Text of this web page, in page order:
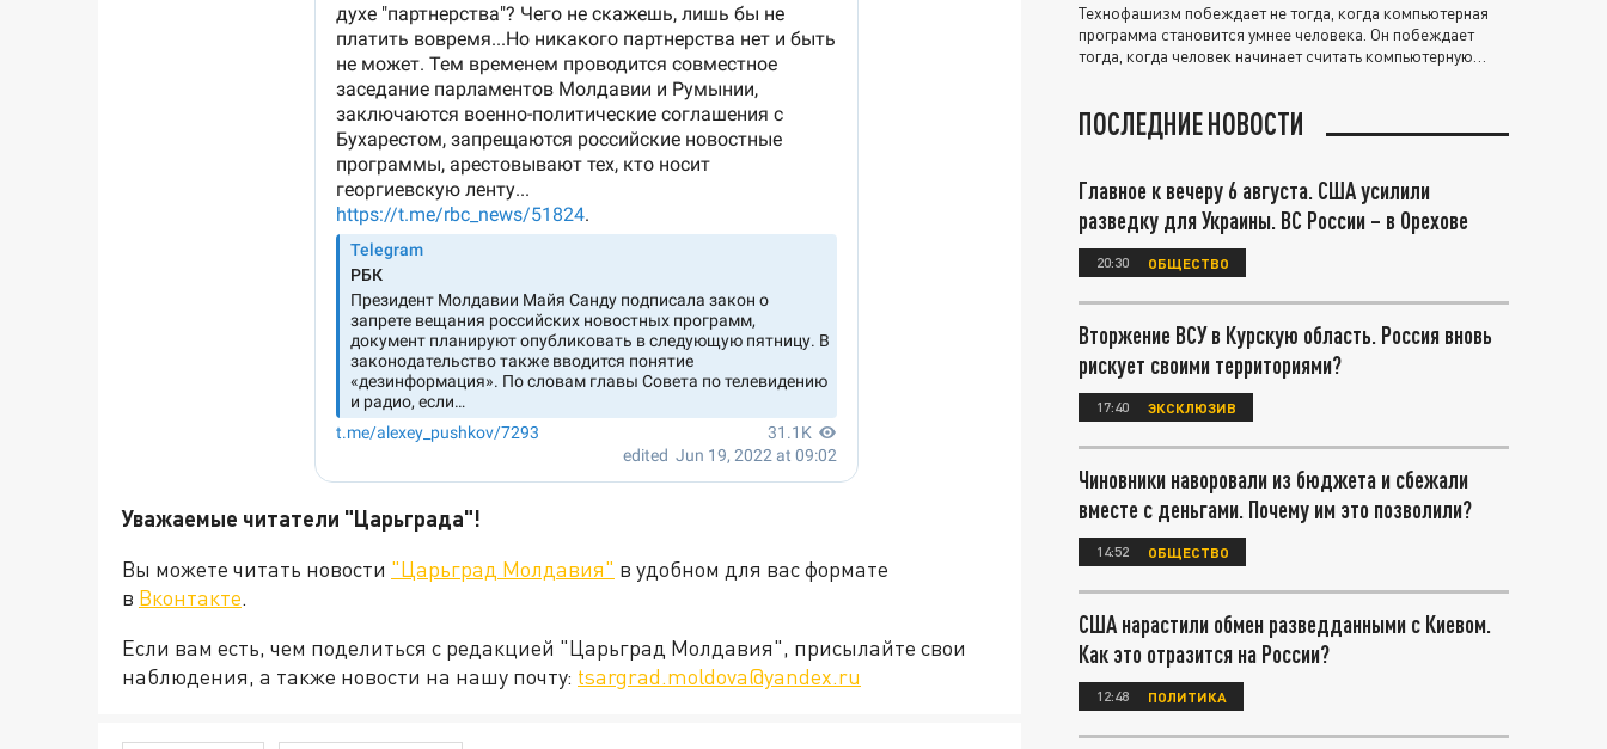
Уважаемые читатели "Царьграда"!
Вы можете читать новости "Царьград Молдавия" в удобном для вас формате
в Вконтакте.
Если вам есть, чем поделиться с редакцией "Царьград Молдавия", присылайте свои
наблюдения, а также новости на нашу почту: tsargrad.moldova@yandex.ru
Технофашизм побеждает не тогда, когда компьютерная
программа становится умнее человека. Он побеждает
тогда, когда человек начинает считать компьютерную
ПОСЛЕДНИЕ НОВОСТИ
Главное к вечеру 6 августа. США усилили
разведку для Украины. ВС России – в Орехове
20:30 ОБЩЕСТВО
Вторжение ВСУ в Курскую область. Россия вновь
рискует своими территориями?
17:40 ЭКСКЛЮЗИВ
Чиновники наворовали из бюджета и сбежали
вместе с деньгами. Почему им это позволили?
14:52 ОБЩЕСТВО
США нарастили обмен разведданными с Киевом.
Как это отразится на России?
12:48 ПОЛИТИКА